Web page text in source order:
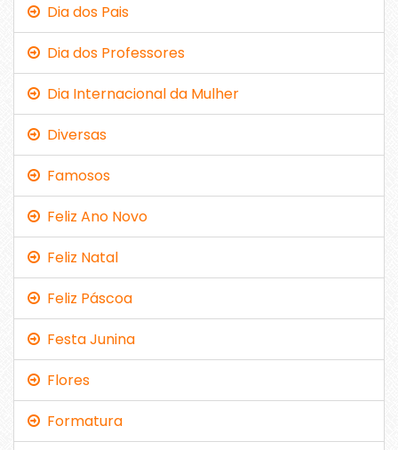
Dia dos Pais
Dia dos Professores
Dia Internacional da Mulher
Diversas
Famosos
Feliz Ano Novo
Feliz Natal
Feliz Páscoa
Festa Junina
Flores
Formatura